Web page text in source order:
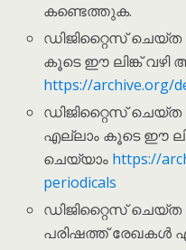
കണ്ടെത്തുക.
ഡിജിറ്റൈസ്
കൂടെ ഈ ലിങ്ക്
https://archive.org/
ഡിജിറ്റൈസ്
എല്ലാം കൂടെ ഈ
ചെയ്യാം https://
periodicals
ഡിജിറ്റൈസ്
പരിഷത്ത് രേഖകൾ